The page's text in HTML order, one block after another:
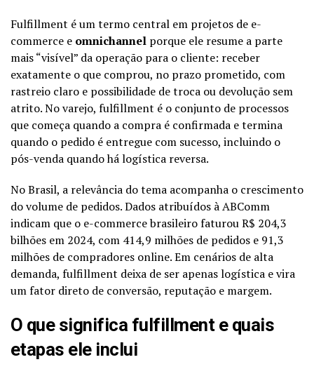
Fulfillment é um termo central em projetos de e-
commerce e omnichannel porque ele resume a parte
mais “visível” da operação para o cliente: receber
exatamente o que comprou, no prazo prometido, com
rastreio claro e possibilidade de troca ou devolução sem
atrito. No varejo, fulfillment é o conjunto de processos
que começa quando a compra é confirmada e termina
quando o pedido é entregue com sucesso, incluindo o
pós-venda quando há logística reversa.
No Brasil, a relevância do tema acompanha o crescimento
do volume de pedidos. Dados atribuídos àABComm
indicam que o e-commerce brasileiro faturou R$ 204,3
bilhões em 2024, com 414,9 milhões de pedidos e 91,3
milhões de compradores online. Em cenários de alta
demanda, fulfillment deixa de ser apenas logística e vira
um fator direto de conversão, reputação e margem.
O que significa fulfillment e quais
etapas ele inclui